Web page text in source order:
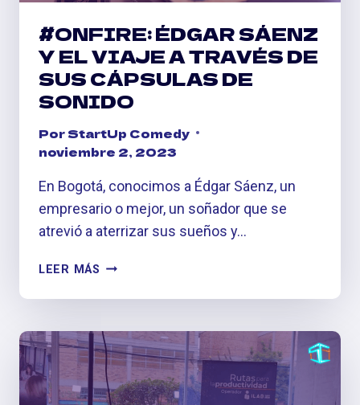
#ONFIRE: ÉDGAR SÁENZ
Y EL VIAJE A TRAVÉS DE
SUS CÁPSULAS DE
SONIDO
PorStartUp Comedy
noviembre 2, 2023
En Bogotá, conocimos a Édgar Sáenz, un
empresario o mejor, un soñador que se
atrevió a aterrizar sus sueños y…
LEER MÁS #ONFIRE:
SÁENZ
EL
VIAJE
A
TRAVÉS